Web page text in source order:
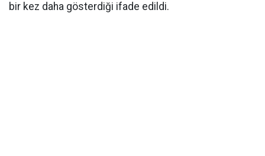
bir kez daha gösterdiği ifade edildi.